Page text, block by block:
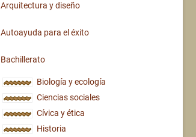
Arquitectura y diseño
Autoayuda para el éxito
Bachillerato
Biología y ecología
Ciencias sociales
Cívica y ética
Historia